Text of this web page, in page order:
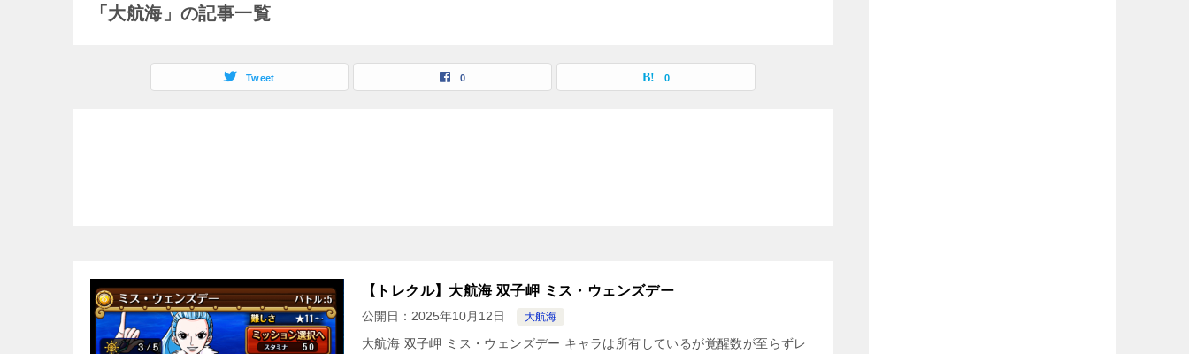
「大航海」の記事一覧
Tweet 0 0
【トレクル】大航海 双子岬 ミス・ウェンズデー
公開日： 2025年10月12日 大航海
大航海 双子岬 ミス・ウェンズデー キャラは所有しているが覚醒数が至らずレ